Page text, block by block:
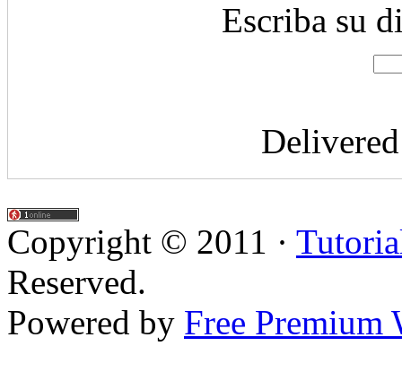
Escriba su
Copyright © 2011 ·
Reserved.
Powered by Free Premium